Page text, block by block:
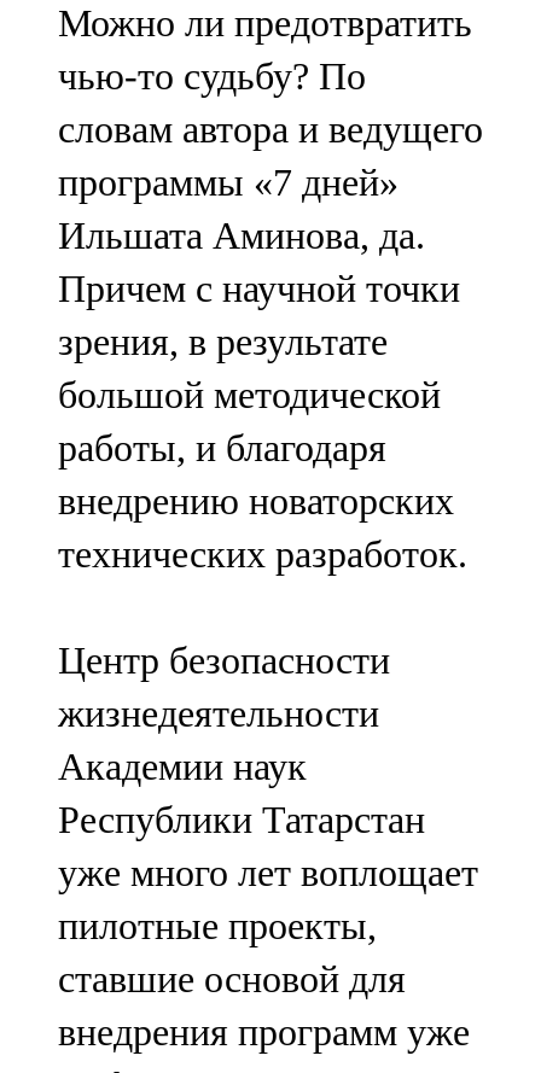
107,8 FM
Теләче
106,1 FM
Түбән Кама
102,6 FM
Чирмешән
107,7 FM
Чистай
103,0 FM
Чүпрәле
91,0 FM
102,3 FM
Яңа чишмә
107,0 FM
Яр Чаллы
105,5 FM
Можно ли предотвратить
чью-то судьбу? По
словам автора и ведущего
программы «7 дней»
Ильшата Аминова, да.
Причем с научной точки
зрения, в результате
большой методической
работы, и благодаря
внедрению новаторских
технических разработок.
Центр безопасности
жизнедеятельности
Академии наук
Республики Татарстан
уже много лет воплощает
пилотные проекты,
ставшие основой для
внедрения программ уже